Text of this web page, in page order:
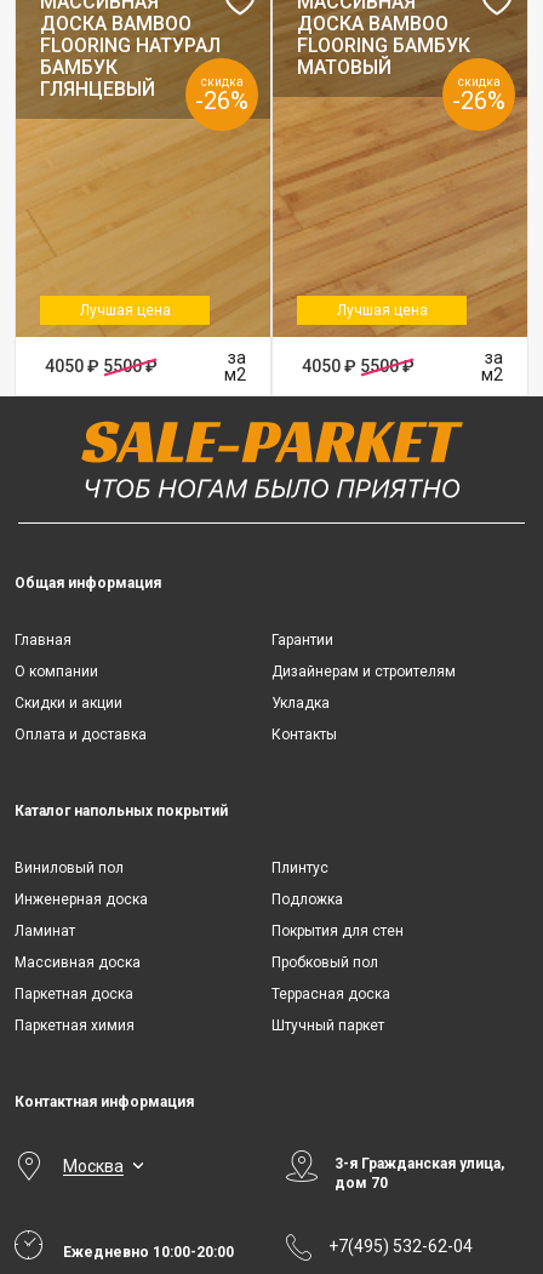
ДОСКА BAMBOO
FLOORING НАТУРАЛ
БАМБУК
ГЛЯНЦЕВЫЙ
Лучшая цена
скидка
-26%
4050 ₽ 5500 ₽
за
м2
ДОСКА BAMBOO
FLOORING БАМБУК
МАТОВЫЙ
Лучшая цена
скидка
-26%
4050 ₽ 5500 ₽
за
м2
Общая информация
Главная
О компании
Скидки и акции
Оплата и доставка
Гарантии
Дизайнерам и строителям
Укладка
Контакты
Каталог напольных покрытий
Виниловый пол
Инженерная доска
Ламинат
Массивная доска
Паркетная доска
Паркетная химия
Плинтус
Подложка
Покрытия для стен
Пробковый пол
Террасная доска
Штучный паркет
Контактная информация
Москва
3-я Гражданская улица,
дом 70
Ежедневно 10:00-20:00 +7(495) 532-62-04